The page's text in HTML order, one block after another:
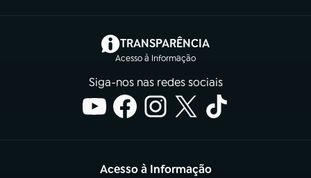
TRANSPARÊNCIA
Acesso à Informação
(abre em nova aba)
Siga-nos nas redes sociais
Acesso à Informação